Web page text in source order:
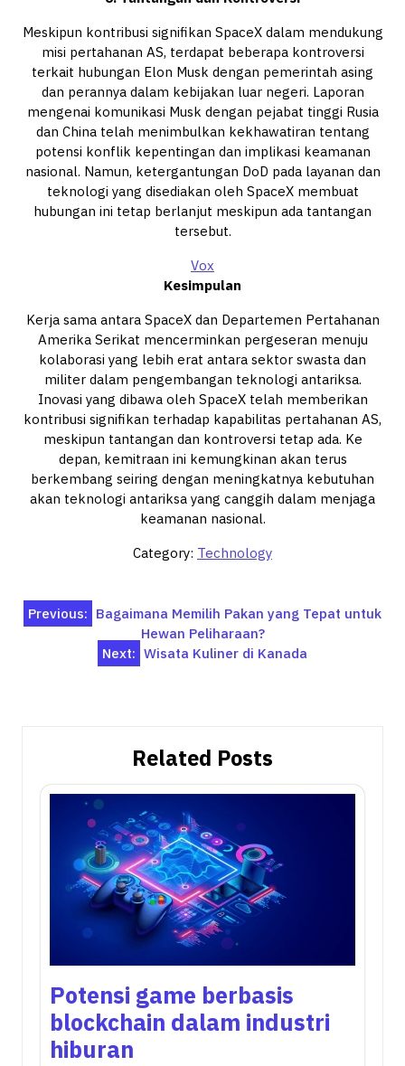
Meskipun kontribusi signifikan SpaceX dalam mendukung
misi pertahanan AS, terdapat beberapa kontroversi
terkait hubungan Elon Musk dengan pemerintah asing
dan perannya dalam kebijakan luar negeri. Laporan
mengenai komunikasi Musk dengan pejabat tinggi Rusia
dan China telah menimbulkan kekhawatiran tentang
potensi konflik kepentingan dan implikasi keamanan
nasional. Namun, ketergantungan DoD pada layanan dan
teknologi yang disediakan oleh SpaceX membuat
hubungan ini tetap berlanjut meskipun ada tantangan
tersebut.
Vox
Kesimpulan
Kerja sama antara SpaceX dan Departemen Pertahanan
Amerika Serikat mencerminkan pergeseran menuju
kolaborasi yang lebih erat antara sektor swasta dan
militer dalam pengembangan teknologi antariksa.
Inovasi yang dibawa oleh SpaceX telah memberikan
kontribusi signifikan terhadap kapabilitas pertahanan AS,
meskipun tantangan dan kontroversi tetap ada. Ke
depan, kemitraan ini kemungkinan akan terus
berkembang seiring dengan meningkatnya kebutuhan
akan teknologi antariksa yang canggih dalam menjaga
keamanan nasional.
Category: Technology
Post
navigation
Previous: Bagaimana Memilih Pakan yang Tepat untuk
Hewan Peliharaan?
Next: Wisata Kuliner di Kanada
Related Posts
Potensi game berbasis
blockchain dalam industri
hiburan